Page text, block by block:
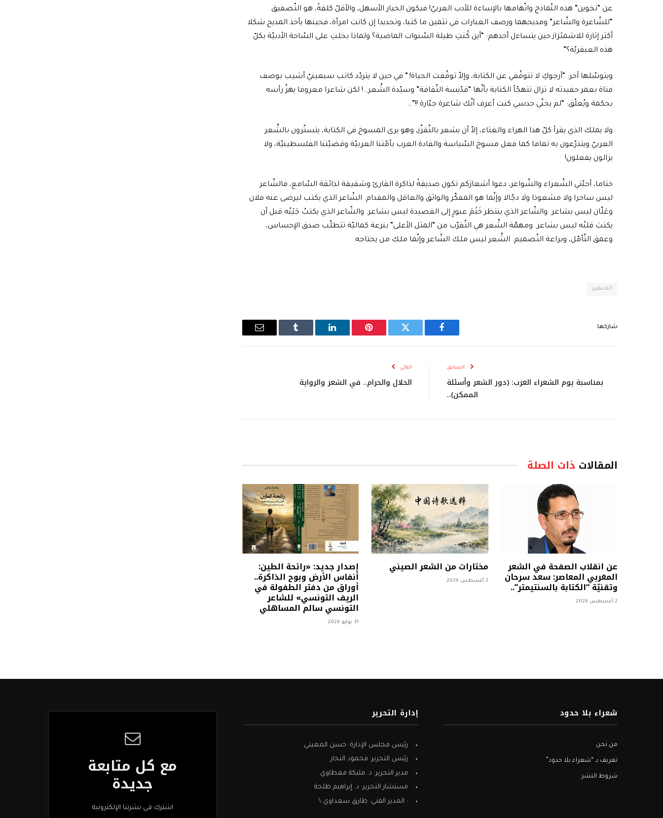
عن “تخوين” هذه النّماذج واتّهامها بالإساءة للأدب العربيّ! فيكون الخيار الأسهل، والأقلّ كلفةً، هو التّصفيق
“للشّاعرة والشّاعر” ومديحهما ورصف العبارات في تثمين ما كتبا، وتحديدا إن كانت امرأة، فحينها يأخذ المديح شكلا
أكثر إثارة للاشمئزاز حين يتساءل أحدهم: “أين كُنتِ طيلة السّنوات الماضية؟ ولماذا بخلتِ على السّاحة الأدبيّة بكلّ
هذه العبقريّة؟”
ويتوسّلها آخر: “أرجوكِ لا تتوقّفي عن الكتابة، وإلاّ توقّفت الحياة!.” في حين لا يتردّد كاتب سبعينيّ أشيب بوصف
فتاة بعمر حفيدته لا تزال تتهجّأ الكتابة بأنّها “قدّيسة الثّقافة” وسيّدة الشِّعر…! لكن شاعرا معروفا يهزّ رأسه
بحكمة ويُعلّق: “لم يخنّي حدسي كنت أعرف أنّك شاعرة جبّارة !!”…
ولا يملك الذي يقرأ كلّ هذا الهراء والغثاء، إلاّ أن يشعر بالتّقزّز، وهو يرى المسوخ في الكتابة، يتستّرون بالشِّعر
العربيّ ويتذرّعون به تماما كما فعل مسوخ السّياسة والقادة العرب بأمّتنا العربيّة وقضيّتنا الفلسطينيّة، ولا
يزالون يفعلون!
ختاما، أحبّتي الشّعراء والشّواعر، دعوا أشعارَكم تكون صديقةً لذاكرة القارئ وشقيقة لذائقة السّامع، فالشّاعر
ليس ساحرا ولا مشعوذا ولا دجّالا وإنّما هو المفكّر والواثق والعاقل والمقدام. الشّاعر الذي يكتب ليرضى عنه فلان
وعَلّان ليس بشاعر. والشّاعر الذي ينتظر خَتْمَ عبورٍ إلى القصيدة ليس بشاعر. والشّاعر الذي يكتبُ جَيْبُه قبل أن
يكتبَ قلبُه ليس بشاعر. ومهمّة الشِّعر هي التّقرّب من “المثل الأعلى” بنزعة كماليّة تتطلّب صدق الإحساس،
وعمق التّأمّل، وبراعة التّصميم. الشِّعر ليس ملك الشّاعر وإنّما ملك من يحتاجه.
المتميز
شاركها.
فيسبوك تويتر بينتيريستلينكدإن Tumblr
البريد
السابق
بمناسبة يوم الشعراء العرب: (دور الشعر وأسئلة
الممكن)..
التالي
الحلال والحرام.. في الشعر والرواية
المقالات ذات الصلة
عن انقلاب الصفحة في الشعر
المغربي المعاصر: سعد سرحان
وتقنيّة “الكتابة بالسنتيمتر”..
2 أغسطس 2026
مختارات من الشعر الصيني
2 أغسطس 2026
إصدار جديد: «رائحة الطين:
أنفاس الأرض وبوح الذاكرة..
أوراق من دفتر الطفولة في
الريف التونسي» للشاعر
التونسي سالم المساهلي
31 يوليو 2026
شعراء بلا حدود
من نحن
تعريف بـ “شعراء بلا حدود”
شروط النشر
إدارة التحرير
رئيس مجلس الإدارة: حسن المعيني
رئيس التحرير: محمود النجار
مدير التحرير: د. مليكة معطاوي
مستشار التحرير: د. إبراهيم طلحة
: المدير الفني: طارق سعداوي \
مع كل متابعة
جديدة
اشترك في نشرتنا الإلكترونية